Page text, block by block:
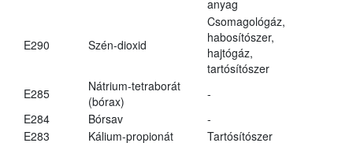
anyag
E290 Szén-dioxid
Csomagológáz,
habosítószer,
hajtógáz,
tartósítószer
E285
Nátrium-tetraborát
(bórax)
-
E284
Bórsav
-
E283
Kálium-propionát
Tartósítószer